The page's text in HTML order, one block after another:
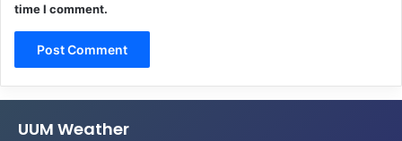
time I comment.
UUM Weather